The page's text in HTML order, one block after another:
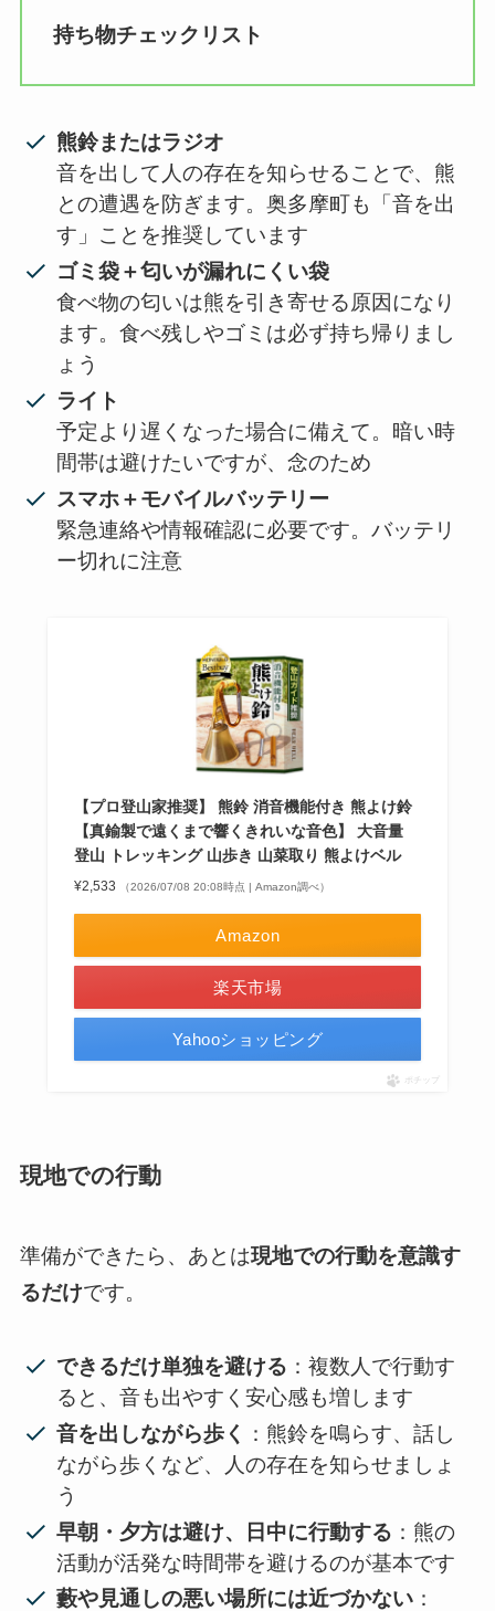
持ち物チェックリスト
熊鈴またはラジオ
音を出して人の存在を知らせることで、熊
との遭遇を防ぎます。奥多摩町も「音を出
す」ことを推奨しています
ゴミ袋＋匂いが漏れにくい袋
食べ物の匂いは熊を引き寄せる原因になり
ます。食べ残しやゴミは必ず持ち帰りまし
ょう
ライト
予定より遅くなった場合に備えて。暗い時
間帯は避けたいですが、念のため
スマホ＋モバイルバッテリー
緊急連絡や情報確認に必要です。バッテリ
ー切れに注意
【プロ登山家推奨】 熊鈴 消音機能付き 熊よけ鈴
【真鍮製で遠くまで響くきれいな音色】 大音量
登山 トレッキング 山歩き 山菜取り 熊よけベル
¥2,533 （2026/07/08 20:08時点 | Amazon調べ）
Amazon
楽天市場
Yahooショッピング
ポチップ
現地での行動
準備ができたら、あとは現地での行動を意識す
るだけです。
できるだけ単独を避ける ：複数人で行動す
ると、音も出やすく安心感も増します
音を出しながら歩く
：熊鈴を鳴らす、話し
ながら歩くなど、人の存在を知らせましょ
う
早朝・夕方は避け、日中に行動する ：熊の
活動が活発な時間帯を避けるのが基本です
藪や見通しの悪い場所には近づかない：